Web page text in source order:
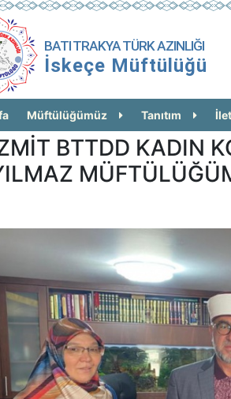
BATI TRAKYA TÜRK AZINLIĞI
İskeçe Müftülüğü
Müftülüğümüz Tanıtım
BTTDD KADIN